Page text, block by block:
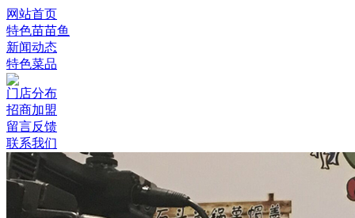
网站首页
特色苗苗鱼
新闻动态
特色菜品
门店分布
招商加盟
留言反馈
联系我们